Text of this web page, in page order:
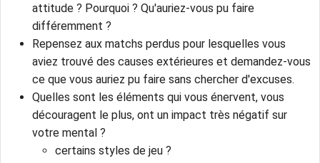
attitude ? Pourquoi ? Qu'auriez-vous pu faire
différemment ?
Repensez aux matchs perdus pour lesquelles vous
aviez trouvé des causes extérieures et demandez-vous
ce que vous auriez pu faire sans chercher d'excuses.
Quelles sont les éléments qui vous énervent, vous
découragent le plus, ont un impact très négatif sur
votre mental ?
certains styles de jeu ?